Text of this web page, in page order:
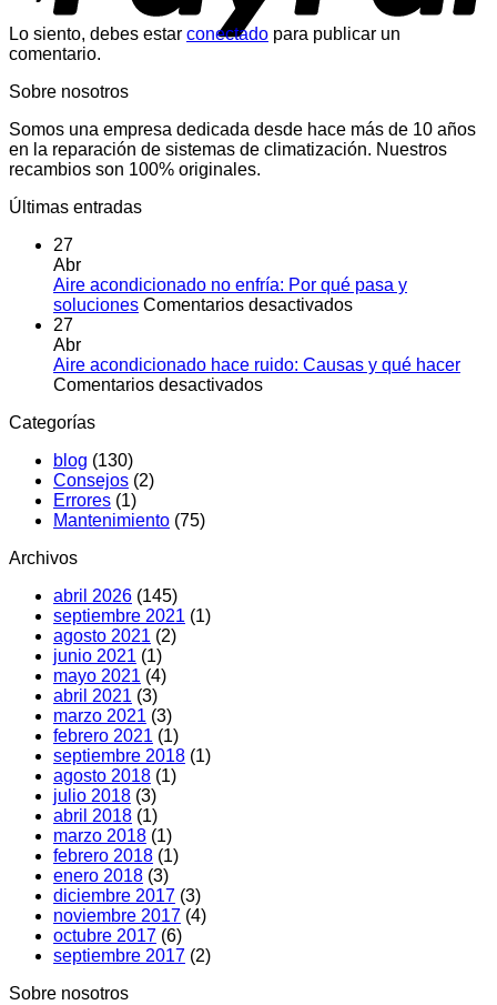
Lo siento, debes estar conectado para publicar un
comentario.
Sobre nosotros
Somos una empresa dedicada desde hace más de 10 años
en la reparación de sistemas de climatización. Nuestros
recambios son 100% originales.
Últimas entradas
27
Abr
Aire acondicionado no enfría: Por qué pasa y
soluciones Comentarios desactivadosen
no
27
Abr
Aire acondicionado hace ruido: Causas y qué hacer
Comentarios desactivadosen
Categorías
blog (130)
Consejos (2)
Errores (1)
Mantenimiento (75)
Archivos
abril 2026 (145)
septiembre 2021 (1)
agosto 2021 (2)
junio 2021 (1)
mayo 2021 (4)
abril 2021 (3)
marzo 2021 (3)
febrero 2021 (1)
septiembre 2018 (1)
agosto 2018 (1)
julio 2018 (3)
abril 2018 (1)
marzo 2018 (1)
febrero 2018 (1)
enero 2018 (3)
diciembre 2017 (3)
noviembre 2017 (4)
octubre 2017 (6)
septiembre 2017 (2)
Sobre nosotros